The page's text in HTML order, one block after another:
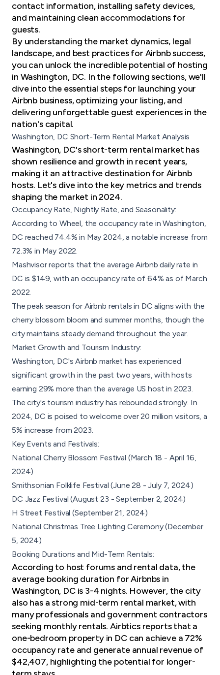
contact information, installing safety devices,
and maintaining clean accommodations for
guests.
By understanding the market dynamics, legal
landscape, and best practices for Airbnb success,
you can unlock the incredible potential of hosting
in Washington, DC. In the following sections, we'll
dive into the essential steps for launching your
Airbnb business, optimizing your listing, and
delivering unforgettable guest experiences in the
nation's capital.
Washington, DC Short-Term Rental Market Analysis
Washington, DC's short-term rental market has
shown resilience and growth in recent years,
making it an attractive destination for Airbnb
hosts. Let's dive into the key metrics and trends
shaping the market in 2024.
Occupancy Rate, Nightly Rate, and Seasonality:
According to Wheel, the occupancy rate in Washington,
DC reached 74.4% in May 2024, a notable increase from
72.3% in May 2022.
Mashvisor reports that the average Airbnb daily rate in
DC is $149, with an occupancy rate of 64% as of March
2022.
The peak season for Airbnb rentals in DC aligns with the
cherry blossom bloom and summer months, though the
city maintains steady demand throughout the year.
Market Growth and Tourism Industry:
Washington, DC's Airbnb market has experienced
significant growth in the past two years, with hosts
earning 29% more than the average US host in 2023.
The city's tourism industry has rebounded strongly. In
2024, DC is poised to welcome over 20 million visitors, a
5% increase from 2023.
Key Events and Festivals:
National Cherry Blossom Festival (March 18 - April 16,
2024)
Smithsonian Folklife Festival (June 28 - July 7, 2024)
DC Jazz Festival (August 23 - September 2, 2024)
H Street Festival (September 21, 2024)
National Christmas Tree Lighting Ceremony (December
5, 2024)
Booking Durations and Mid-Term Rentals:
According to host forums and rental data, the
average booking duration for Airbnbs in
Washington, DC is 3-4 nights. However, the city
also has a strong mid-term rental market, with
many professionals and government contractors
seeking monthly rentals. Airbtics reports that a
one-bedroom property in DC can achieve a 72%
occupancy rate and generate annual revenue of
$42,407, highlighting the potential for longer-